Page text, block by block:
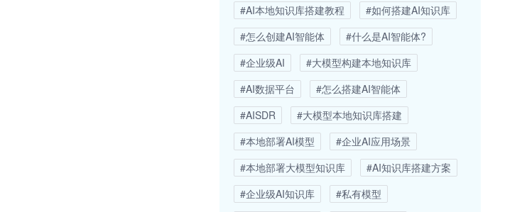
#AI本地知识库搭建教程
#如何搭建AI知识库
#怎么创建AI智能体
#什么是AI智能体?
#企业级AI
#大模型构建本地知识库
#AI数据平台
#怎么搭建AI智能体
#AISDR
#大模型本地知识库搭建
#本地部署AI模型
#企业AI应用场景
#本地部署大模型知识库
#AI知识库搭建方案
#企业级AI知识库
#私有模型